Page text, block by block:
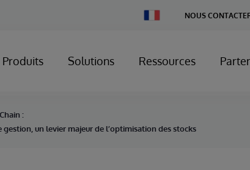
Country
NOUS
Produits Solutions Ressources
:
un levier majeur de l’optimisation des stocks